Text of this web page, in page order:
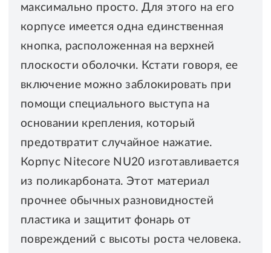
максимально просто. Для этого на его
корпусе имеется одна единственная
кнопка, расположенная на верхней
плоскости оболочки. Кстати говоря, ее
включение можно заблокировать при
помощи специального выступа на
основании крепления, который
предотвратит случайное нажатие.
Корпус Nitecore NU20 изготавливается
из поликарбоната. Этот материал
прочнее обычных разновидностей
пластика и защитит фонарь от
повреждений с высоты роста человека.